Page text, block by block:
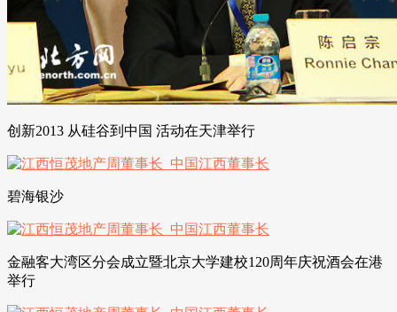
创新2013 从硅谷到中国 活动在天津举行
碧海银沙
金融客大湾区分会成立暨北京大学建校120周年庆祝酒会在港
举行